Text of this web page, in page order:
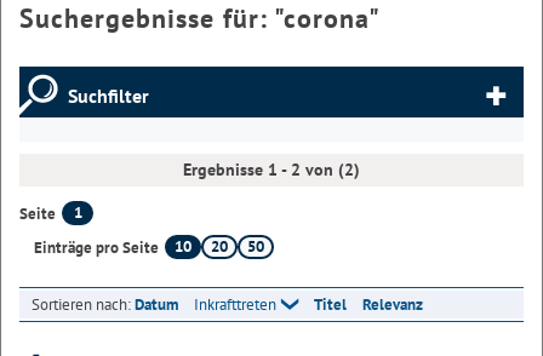
Suchergebnisse für: "corona"
Suchfilter
Ergebnisse 1 - 2 von (2)
Seite
1
Einträge pro Seite
10 20 50
Sortieren nach:Datum Inkrafttreten Titel Relevanz